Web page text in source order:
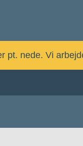
pt. nede. Vi